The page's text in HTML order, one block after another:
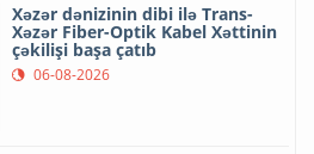
Xəzər dənizinin dibi ilə Trans-
Xəzər Fiber-Optik Kabel Xəttinin
çəkilişi başa çatıb
06-08-2026